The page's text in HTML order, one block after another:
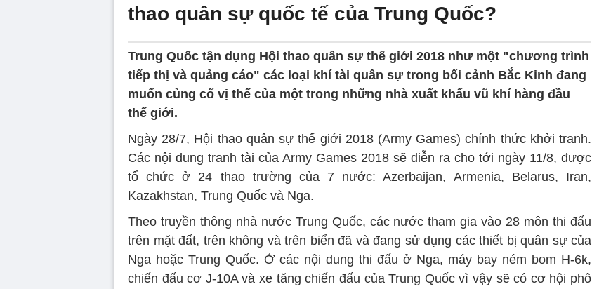
thao quân sự quốc tế của Trung Quốc?
Trung Quốc tận dụng Hội thao quân sự thế giới 2018 như một "chương trình
tiếp thị và quảng cáo" các loại khí tài quân sự trong bối cảnh Bắc Kinh đang
muốn củng cố vị thế của một trong những nhà xuất khẩu vũ khí hàng đầu
thế giới.
Ngày 28/7, Hội thao quân sự thế giới 2018 (Army Games) chính thức khởi tranh.
Các nội dung tranh tài của Army Games 2018 sẽ diễn ra cho tới ngày 11/8, được
tổ chức ở 24 thao trường của 7 nước: Azerbaijan, Armenia, Belarus, Iran,
Kazakhstan, Trung Quốc và Nga.
Theo truyền thông nhà nước Trung Quốc, các nước tham gia vào 28 môn thi đấu
trên mặt đất, trên không và trên biển đã và đang sử dụng các thiết bị quân sự của
Nga hoặc Trung Quốc. Ở các nội dung thi đấu ở Nga, máy bay ném bom H-6k,
chiến đấu cơ J-10A và xe tăng chiến đấu của Trung Quốc vì vậy sẽ có cơ hội phô